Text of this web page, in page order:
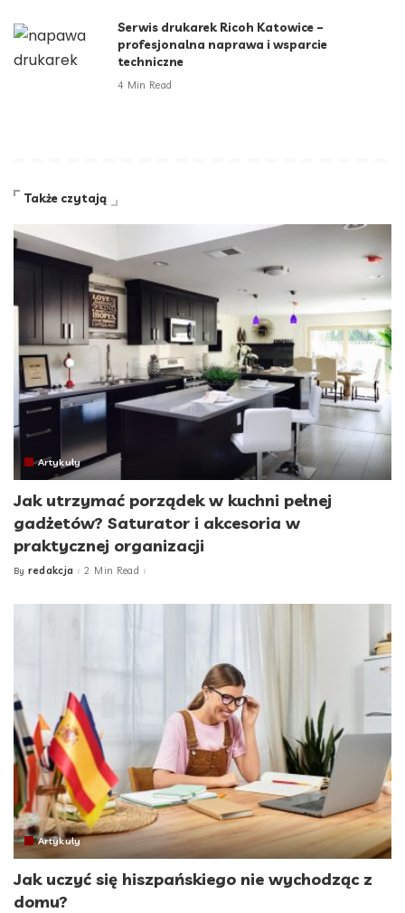
Serwis drukarek Ricoh Katowice –
profesjonalna naprawa i wsparcie
techniczne
4 Min Read
Także czytają
Artykuły
Jak utrzymać porządek w kuchni pełnej
gadżetów? Saturator i akcesoria w
praktycznej organizacji
Posted
By redakcja 2 Min Read
Artykuły
Jak uczyć się hiszpańskiego nie wychodząc z
domu?